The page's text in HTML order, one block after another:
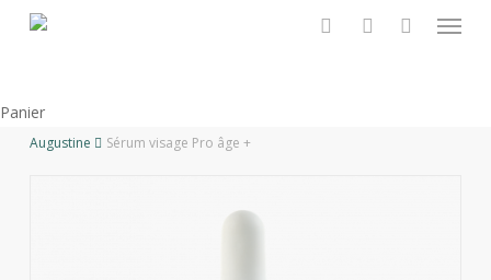
Menu
PanierFermer
le
Augustine Sérum visage Pro âge +